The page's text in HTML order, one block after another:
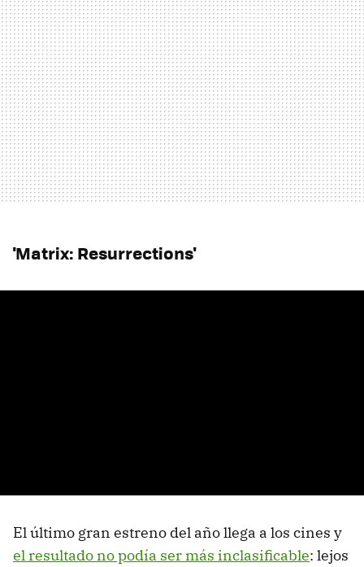
'Matrix: Resurrections'
El último gran estreno del año llega a los cines y
el resultado no podía ser más inclasificable: lejos